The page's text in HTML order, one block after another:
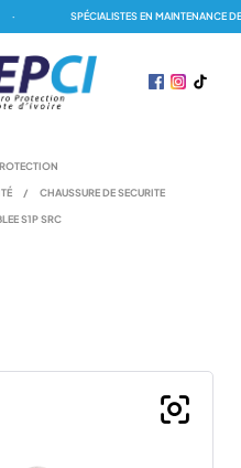
SPÉCIALISTES EN MAINTENANCE DES
/ CHAUSSURE DE SECURITE
S1P SRC